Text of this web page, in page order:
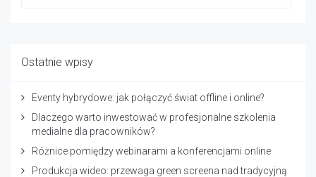
Ostatnie wpisy
Eventy hybrydowe: jak połączyć świat offline i online?
Dlaczego warto inwestować w profesjonalne szkolenia
medialne dla pracowników?
Różnice pomiędzy webinarami a konferencjami online
Produkcja wideo: przewaga green screena nad tradycyjną